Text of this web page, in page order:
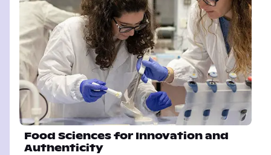
Food Sciences for Innovation and
Authenticity